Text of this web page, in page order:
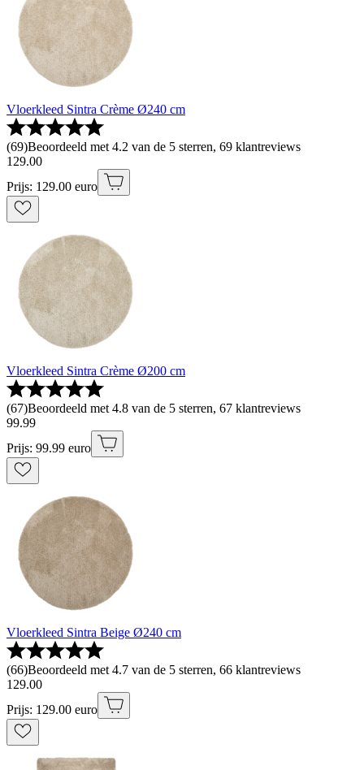
Vloerkleed Sintra Crème Ø240 cm
(69)Beoordeeld met 4.2 van de 5 sterren, 69 klantreviews
129.00
Prijs: 129.00 euro
Vloerkleed Sintra Crème Ø200 cm
(67)Beoordeeld met 4.8 van de 5 sterren, 67 klantreviews
99.99
Prijs: 99.99 euro
Vloerkleed Sintra Beige Ø240 cm
(66)Beoordeeld met 4.7 van de 5 sterren, 66 klantreviews
129.00
Prijs: 129.00 euro